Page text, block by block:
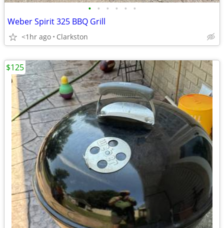
• • • • • •
Weber Spirit 325 BBQ Grill
<1hr ago Clarkston
$125